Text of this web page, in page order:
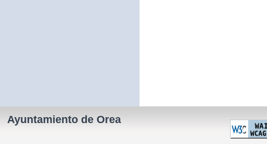
Ayuntamiento de Orea